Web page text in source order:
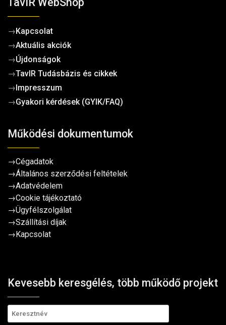
→Kapcsolat
→Aktuális akciók
→Újdonságok
→TavIR Tudásbázis és cikkek
→Impresszum
→Gyakori kérdések (GYIK/FAQ)
Működési dokumentumok
→Cégadatok
→Általános szerződési feltételek
→Adatvédelem
→Cookie tájékoztató
→Ügyfélszolgálat
→Szállítási díjak
→Kapcsolat
Kevesebb keresgélés, több működő projekt